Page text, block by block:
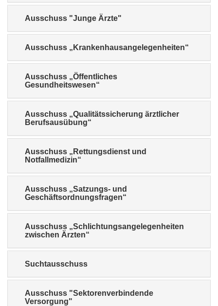
Ausschuss "Junge Ärzte"
Ausschuss „Krankenhausangelegenheiten“
Ausschuss „Öffentliches
Gesundheitswesen“
Ausschuss „Qualitätssicherung ärztlicher
Berufsausübung“
Ausschuss „Rettungsdienst und
Notfallmedizin“
Ausschuss „Satzungs- und
Geschäftsordnungsfragen“
Ausschuss „Schlichtungsangelegenheiten
zwischen Ärzten“
Suchtausschuss
Ausschuss "Sektorenverbindende
Versorgung"